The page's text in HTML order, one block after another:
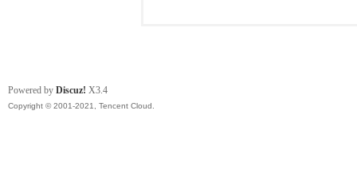
Powered by Discuz! X3.4
Copyright © 2001-2021, Tencent Cloud.